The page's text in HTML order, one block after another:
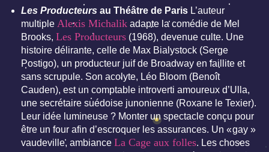
Les Producteurs au Théâtre de Paris L’auteur
multiple Alexis Michalik adapte la comédie de Mel
Brooks, Les Producteurs (1968), devenue culte. Une
histoire délirante, celle de Max Bialystock (Serge
Postigo), un producteur juif de Broadway en faillite et
sans scrupule. Son acolyte, Léo Bloom (Benoît
Cauden), est un comptable introverti amoureux d’Ulla,
une secrétaire suédoise junonienne (Roxane le Texier).
Leur idée lumineuse ? Monter un spectacle conçu pour
être un four afin d’escroquer les assurances. Un « gay »
vaudeville, ambiance La Cage aux folles. Les choses